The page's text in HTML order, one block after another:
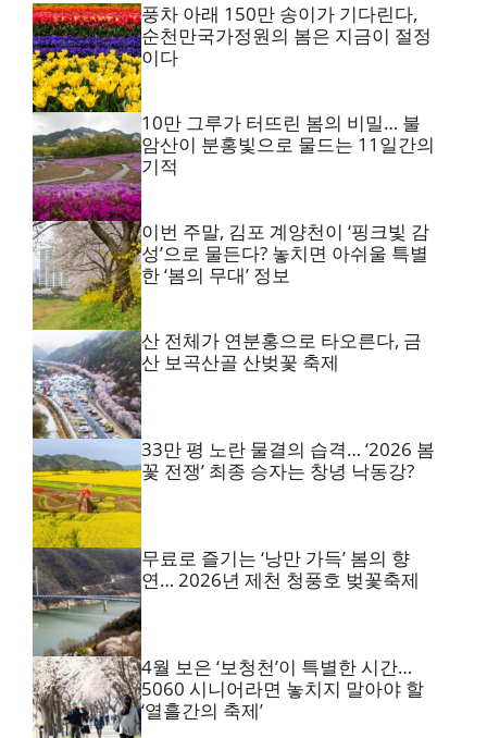
풍차 아래 150만 송이가 기다린다,
순천만국가정원의 봄은 지금이 절정
이다
10만 그루가 터뜨린 봄의 비밀… 불
암산이 분홍빛으로 물드는 11일간의
기적
이번 주말, 김포 계양천이 ‘핑크빛 감
성’으로 물든다? 놓치면 아쉬울 특별
한 ‘봄의 무대’ 정보
산 전체가 연분홍으로 타오른다, 금
산 보곡산골 산벚꽃 축제
33만 평 노란 물결의 습격… ‘2026 봄
꽃 전쟁’ 최종 승자는 창녕 낙동강?
무료로 즐기는 ‘낭만 가득’ 봄의 향
연… 2026년 제천 청풍호 벚꽃축제
4월 보은 ‘보청천’이 특별한 시간…
5060 시니어라면 놓치지 말아야 할
‘열흘간의 축제’